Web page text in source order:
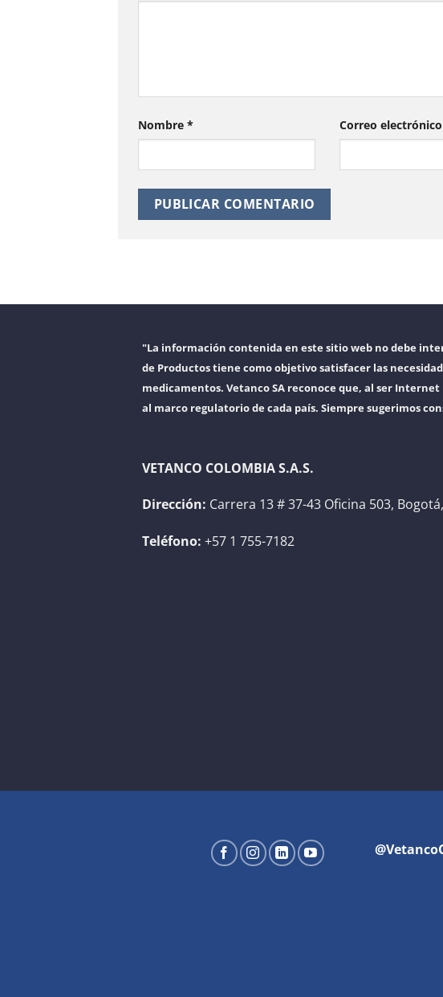
Nombre * Correo electrónico
"La información contenida en este sitio web no debe
de Productos tiene como objetivo satisfacer las
medicamentos. Vetanco SA reconoce que, al ser
al marco regulatorio de cada país. Siempre sugerimos
VETANCO COLOMBIA S.A.S.
Dirección: Carrera 13 # 37-43 Oficina 503,
Teléfono: +57 1 755-7182